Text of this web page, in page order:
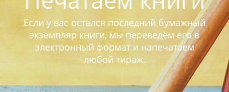
Если у вас остался последний бумажный
экземпляр книги, мы переведём его в
электронный формат и напечатаем
любой тираж.